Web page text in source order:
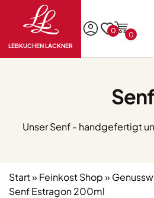
LEBKUCHEN LACKNER
0 0
Senf
Unser Senf - handgefertigt
Start» Feinkost Shop»
Senf Estragon 200ml